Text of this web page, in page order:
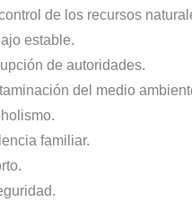
de los recursos
estable.
de autoridades.
del medio
familiar.